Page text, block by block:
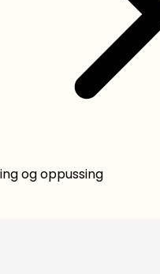
og oppussing